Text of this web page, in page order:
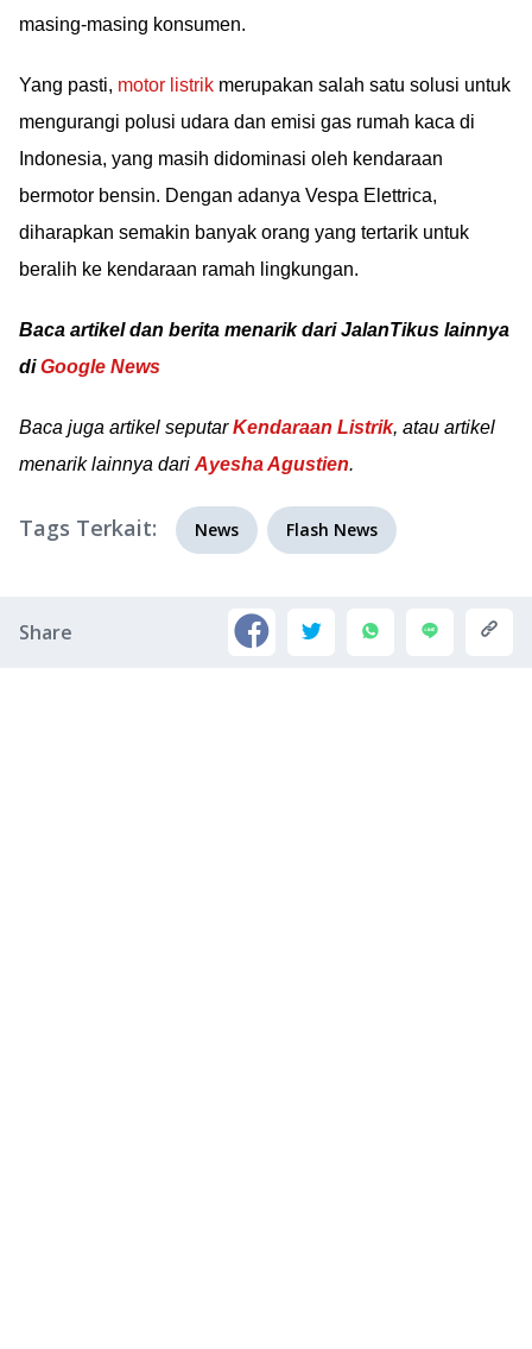
masing-masing konsumen.
Yang pasti, motor listrik merupakan salah satu solusi untuk
mengurangi polusi udara dan emisi gas rumah kaca di
Indonesia, yang masih didominasi oleh kendaraan
bermotor bensin. Dengan adanya Vespa Elettrica,
diharapkan semakin banyak orang yang tertarik untuk
beralih ke kendaraan ramah lingkungan.
Baca artikel dan berita menarik dari JalanTikus lainnya
diGoogle News
Baca juga artikel seputarKendaraan Listrik, atau artikel
menarik lainnya dari Ayesha Agustien.
Tags Terkait: News Flash News
Share